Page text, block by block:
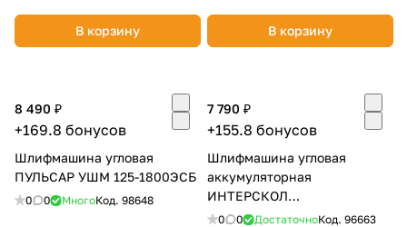
В корзину В корзину
8 490 ₽
+169.8 бонусов
Шлифмашина угловая
ПУЛЬСАР УШМ 125-1800ЭСБ
0 0 МногоКод. 98648
7 790 ₽
+155.8 бонусов
Шлифмашина угловая
аккумуляторная
ИНТЕРСКОЛ
УШМ-125/36ВМЭ АПИ (без
0 0 ДостаточноКод. 96663